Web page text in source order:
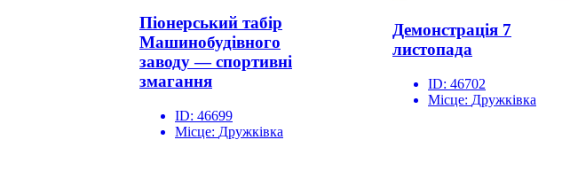
Піонерський табір
Машинобудівного
заводу — спортивні
змагання
ID: 46699
Місце: Дружківка
Демонстрація 7
листопада
ID: 46702
Місце: Дружківка